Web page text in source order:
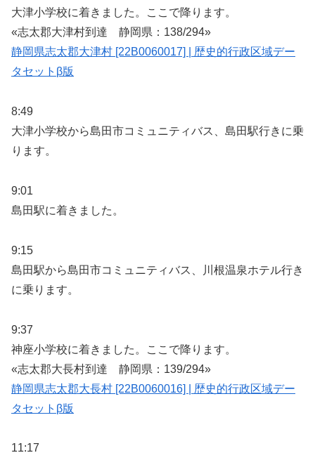
大津小学校に着きました。ここで降ります。
«志太郡大津村到達 静岡県：138/294»
静岡県志太郡大津村 [22B0060017] | 歴史的行政区域デー
タセットβ版
8:49
大津小学校から島田市コミュニティバス、島田駅行きに乗
ります。
9:01
島田駅に着きました。
9:15
島田駅から島田市コミュニティバス、川根温泉ホテル行き
に乗ります。
9:37
神座小学校に着きました。ここで降ります。
«志太郡大長村到達 静岡県：139/294»
静岡県志太郡大長村 [22B0060016] | 歴史的行政区域デー
タセットβ版
11:17